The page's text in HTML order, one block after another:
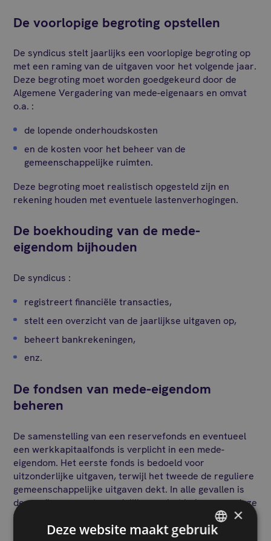
De voorlopige begroting opstellen
De syndicus stelt jaarlijks een voorlopige begroting op
met een raming van de uitgaven voor het volgende jaar.
Deze begroting moet worden goedgekeurd door de
Algemene Vergadering van mede-eigenaars en omvat
o.a. :
de lopende onderhoudskosten
en de kosten voor het beheer van de
gemeenschappelijke ruimten.
Deze begroting moet realistisch opgesteld zijn en
rekening houden met eventuele lastenverhogingen.
De boekhouding van de mede-
eigendom bijhouden
De syndicus :
registreert financiële transacties,
stelt een overzicht van de jaarlijkse uitgaven op,
beheert bankrekeningen,
enz.
De fondsen van mede-eigendom
beheren
De samenstelling van een reservefonds en eventueel
een werkkapitaalfonds is verplicht in een mede-
eigendom. Het eerste fonds is bedoeld voor
uitzonderlijke uitgaven, terwijl het tweede de reguliere
gemeenschappelijke uitgaven dekt. In alle gevallen is
de syndicus verantwoordelijk voor het beheer van deze
fondsen. Hij moet ervoor zorgen dat ze worden
gebruikt in overeenstemming met de beslissingen van
×
Deze website maakt gebruik